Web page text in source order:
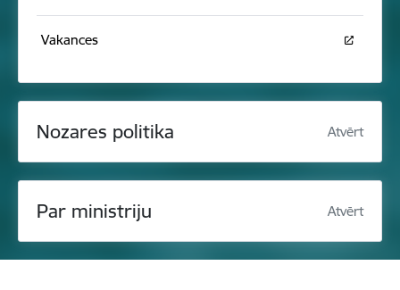
Vakances
Nozares politika Atvērt
Par ministriju Atvērt